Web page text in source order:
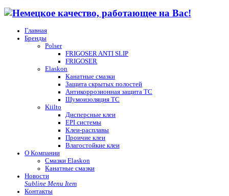
Главная
Бренды
Polser
FRIGOSER ANTI SLIP
FRIGOSER
Elaskon
Канатные смазки
Защита скрытых полостей
Антикоррозионная защита ТС
Шумоизоляция ТС
Kiilto
Дисперсные клеи
EPI системы
Клеи-расплавы
Проичие клеи
Влагостойкие клеи
О Компании
Смазки Elaskon
Канатные смазки
Новости
Subline Menu Item
Контакты